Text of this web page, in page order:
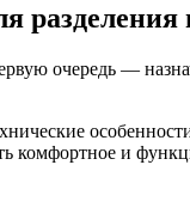
разделения
очередь —
комфортное и